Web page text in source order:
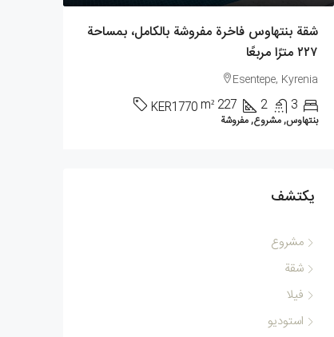
شقة بنتهاوس فاخرة مفروشة بالكامل، بمساحة
٢٢٧ مترًا مربعًا
Esentepe, Kyrenia
3
2
227
m²
KER1770
بنتهاوس, مشروع, مفروشة
يكتشف
مشروع
شقة
فيلا
استوديو